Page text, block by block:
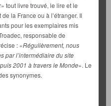
tout livre trouvé, le lire et le
la France ou à l’étranger. Il
pour les exemplaires mis
responsable de
: «Régulièrement, nous
par l’intermédiaire du site
2001 à travers le Monde». Le
synonymes.